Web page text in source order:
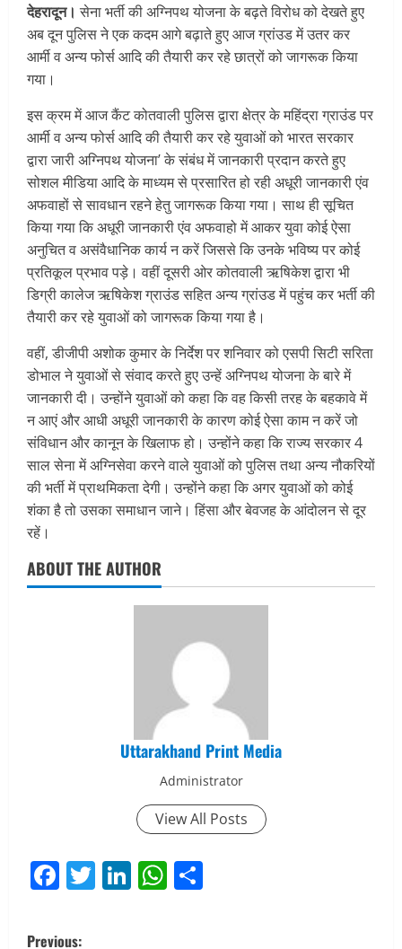
देहरादून। सेना भर्ती की अग्निपथ योजना के बढ़ते विरोध को देखते हुए
अब दून पुलिस ने एक कदम आगे बढ़ाते हुए आज ग्रांउड में उतर कर
आर्मी व अन्य फोर्स आदि की तैयारी कर रहे छात्रों को जागरूक किया
गया।
इस क्रम में आज कैंट कोतवाली पुलिस द्वारा क्षेत्र के महिंद्रा ग्राउंड पर
आर्मी व अन्य फोर्स आदि की तैयारी कर रहे युवाओं को भारत सरकार
द्वारा जारी अग्निपथ योजना’ के संबंध में जानकारी प्रदान करते हुए
सोशल मीडिया आदि के माध्यम से प्रसारित हो रही अधूरी जानकारी एंव
अफवाहों से सावधान रहने हेतु जागरूक किया गया। साथ ही सूचित
किया गया कि अधूरी जानकारी एंव अफवाहो में आकर युवा कोई ऐसा
अनुचित व असंवैधानिक कार्य न करें जिससे कि उनके भविष्य पर कोई
प्रतिकूल प्रभाव पड़े। वहीं दूसरी ओर कोतवाली ऋषिकेश द्वारा भी
डिग्री कालेज ऋषिकेश ग्राउंड सहित अन्य ग्रांउड में पहुंच कर भर्ती की
तैयारी कर रहे युवाओं को जागरूक किया गया है।
वहीं, डीजीपी अशोक कुमार के निर्देश पर शनिवार को एसपी सिटी सरिता
डोभाल ने युवाओं से संवाद करते हुए उन्हें अग्निपथ योजना के बारे में
जानकारी दी। उन्होंने युवाओं को कहा कि वह किसी तरह के बहकावे में
न आएं और आधी अधूरी जानकारी के कारण कोई ऐसा काम न करें जो
संविधान और कानून के खिलाफ हो। उन्होंने कहा कि राज्य सरकार 4
साल सेना में अग्निसेवा करने वाले युवाओं को पुलिस तथा अन्य नौकरियों
की भर्ती में प्राथमिकता देगी। उन्होंने कहा कि अगर युवाओं को कोई
शंका है तो उसका समाधान जाने। हिंसा और बेवजह के आंदोलन से दूर
रहें।
ABOUT THE AUTHOR
Uttarakhand Print Media
Administrator
View All Posts
Facebook
Twitter
LinkedIn
WhatsApp
P
Previous: